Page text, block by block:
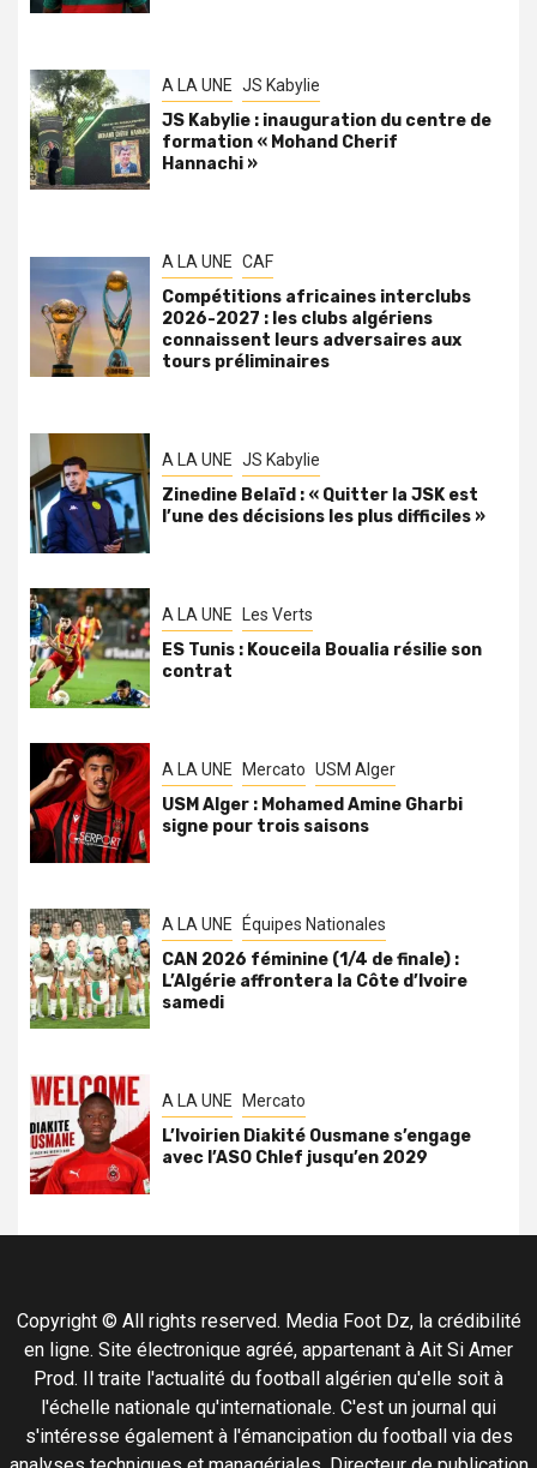
A LA UNE JS Kabylie
JS Kabylie : inauguration du centre de
formation « Mohand Cherif
Hannachi »
A LA UNE CAF
Compétitions africaines interclubs
2026-2027 : les clubs algériens
connaissent leurs adversaires aux
tours préliminaires
A LA UNE JS Kabylie
Zinedine Belaïd : « Quitter la JSK est
l’une des décisions les plus difficiles »
A LA UNE Les Verts
ES Tunis : Kouceila Boualia résilie son
contrat
A LA UNE Mercato USM Alger
USM Alger : Mohamed Amine Gharbi
signe pour trois saisons
A LA UNE Équipes Nationales
CAN 2026 féminine (1/4 de finale) :
L’Algérie affrontera la Côte d’Ivoire
samedi
A LA UNE Mercato
L’Ivoirien Diakité Ousmane s’engage
avec l’ASO Chlef jusqu’en 2029
Copyright © All rights reserved. Media Foot Dz, la crédibilité
en ligne. Site électronique agréé, appartenant à Ait Si Amer
Prod. Il traite l'actualité du football algérien qu'elle soit à
l'échelle nationale qu'internationale. C'est un journal qui
s'intéresse également à l'émancipation du football via des